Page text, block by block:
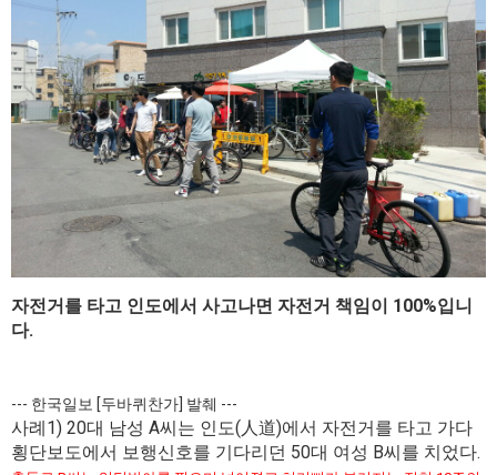
자전거를 타고 인도에서 사고나면 자전거 책임이 100%입니
다.
--- 한국일보 [두바퀴찬가] 발췌 ---
사례1) 20대 남성 A씨는 인도(人道)에서 자전거를 타고 가다
횡단보도에서 보행신호를 기다리던 50대 여성 B씨를 치었다.